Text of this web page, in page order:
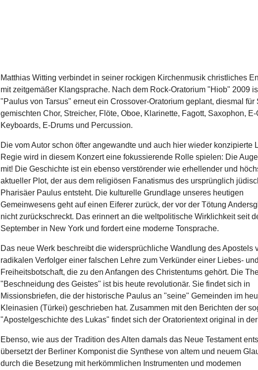
Matthias Witting verbindet in seiner rockigen Kirchenmusik christliches
mit zeitgemäßer Klangsprache. Nach dem Rock-Oratorium "Hiob" 2009
"Paulus von Tarsus" erneut ein Crossover-Oratorium geplant, diesmal für
gemischten Chor, Streicher, Flöte, Oboe, Klarinette, Fagott, Saxophon, E-
Keyboards, E-Drums und Percussion.
Die vom Autor schon öfter angewandte und auch hier wieder konzipierte
Regie wird in diesem Konzert eine fokussierende Rolle spielen: Die
mit! Die Geschichte ist ein ebenso verstörender wie erhellender und
aktueller Plot, der aus dem religiösen Fanatismus des ursprünglich
Pharisäer Paulus entsteht. Die kulturelle Grundlage unseres heutigen
Gemeinwesens geht auf einen Eiferer zurück, der vor der Tötung
nicht zurückschreckt. Das erinnert an die weltpolitische Wirklichkeit seit
September in New York und fordert eine moderne Tonsprache.
Das neue Werk beschreibt die widersprüchliche Wandlung des Apostels
radikalen Verfolger einer falschen Lehre zum Verkünder einer Liebes- und
Freiheitsbotschaft, die zu den Anfangen des Christentums gehört. Die
"Beschneidung des Geistes" ist bis heute revolutionär. Sie findet sich in
Missionsbriefen, die der historische Paulus an "seine" Gemeinden im
Kleinasien (Türkei) geschrieben hat. Zusammen mit den Berichten der
"Apostelgeschichte des Lukas" findet sich der Oratorientext original in
Ebenso, wie aus der Tradition des Alten damals das Neue Testament
übersetzt der Berliner Komponist die Synthese von altem und neuem
durch die Besetzung mit herkömmlichen Instrumenten und modemen